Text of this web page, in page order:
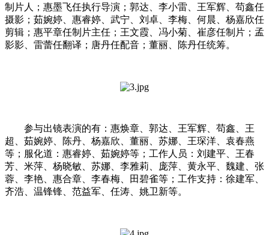
制片人；惠墨飞任执行导演；郭达、李小雷、王军辉、苟鑫任
摄影；茹婉婷、惠睿婷、武宁、刘卓、李梅、何晨、杨嘉欣任
剪辑；惠平章任制片主任；王文霞、冯小菊、崔彦任制片；孟
影影、雷蕾任翻译；唐丹任配音；董丽、陈丹任统筹。
参与出镜表演的有：惠焕章、郭达、王军辉、苟鑫、王
超、茹婉婷、陈丹、杨嘉欣、董丽、苏娜、王琛洋、袁春燕
等；服化道：惠睿婷、茹婉婷等；工作人员：刘建平、王春
芳、米萍、杨晓敏、苏娜、李雅莉、庞萍、黄永平、魏建、张
蓉、李艳、惠合章、李春梅、田碧雀等；工作支持：徐建军、
齐浩、温锋锋、范益军、任涛、姚卫新等。